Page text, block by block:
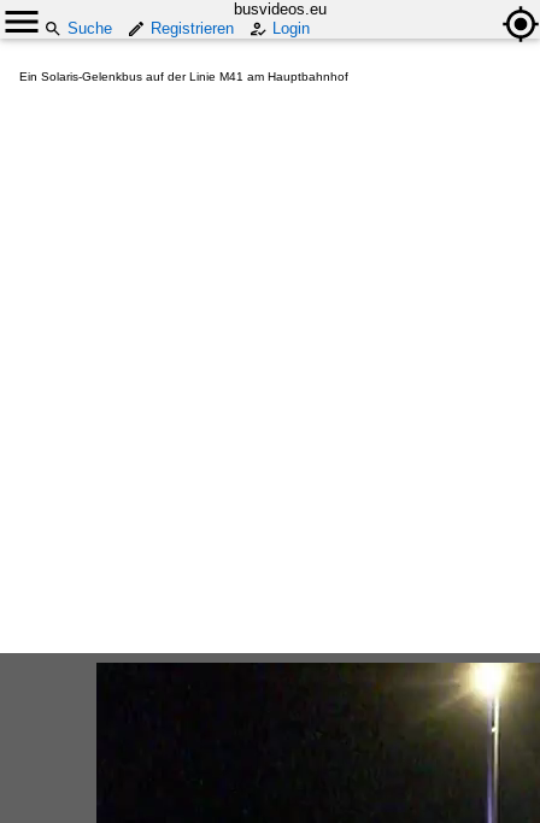
busvideos.eu
Suche
Registrieren Login
Ein Solaris-Gelenkbus auf der Linie M41 am Hauptbahnhof